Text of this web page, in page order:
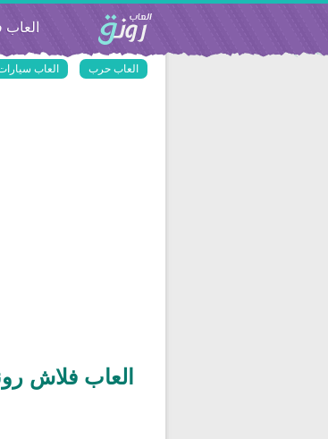
العاب فلاش رونق
العاب حرب العاب
العاب فلاش